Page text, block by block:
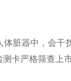
脏器中，会
卡严格筛查上